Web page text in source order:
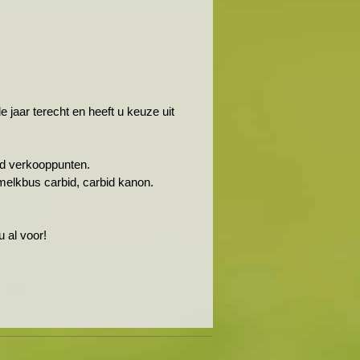
jaar terecht en heeft u keuze uit
verkooppunten.
carbid, carbid kanon.
al voor!